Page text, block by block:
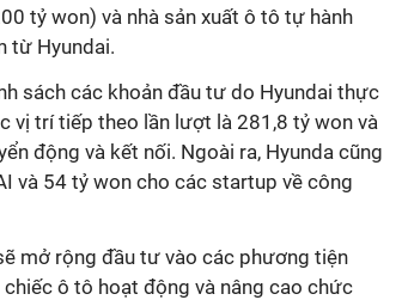
tỷ won) và nhà sản xuất ô tô tự hành
từ Hyundai.
sách các khoản đầu tư do Hyundai thực
vị trí tiếp theo lần lượt là 281,8 tỷ won và
động và kết nối. Ngoài ra, Hyunda cũng
và 54 tỷ won cho các startup về công
mở rộng đầu tư vào các phương tiện
ô tô hoạt động và nâng cao chức